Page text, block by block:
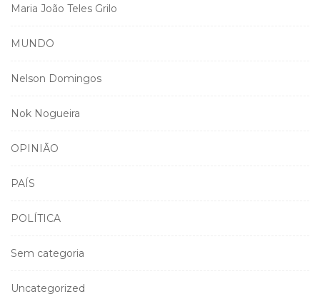
Maria João Teles Grilo
MUNDO
Nelson Domingos
Nok Nogueira
OPINIÃO
PAÍS
POLÍTICA
Sem categoria
Uncategorized